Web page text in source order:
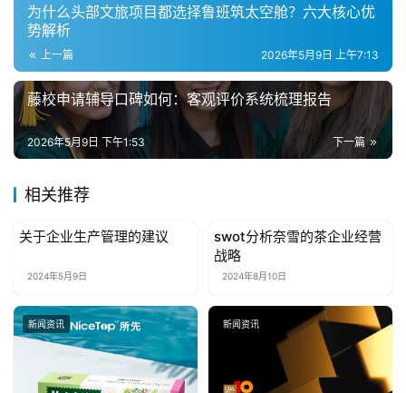
为什么头部文旅项目都选择鲁班筑太空舱？六大核心优
势解析
上一篇 2026年5月9日 上午7:13
藤校申请辅导口碑如何：客观评价系统梳理报告
下一篇
2026年5月9日 下午1:53
相关推荐
新闻资讯
关于企业生产管理的建议
2024年5月9日
新闻资讯
swot分析奈雪的茶企业经营
战略
2024年8月10日
新闻资讯 新闻资讯